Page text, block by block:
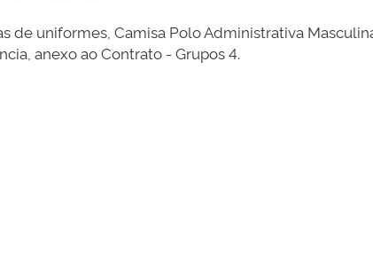
de uniformes, Camisa Polo Administrativa
anexo ao Contrato - Grupos 4.